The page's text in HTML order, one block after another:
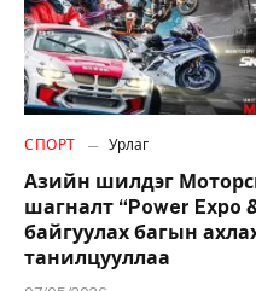
СПОРТ Урлаг
Азийн шилдэг
шагналт “Power Expo
байгуулах багын
танилцууллаа